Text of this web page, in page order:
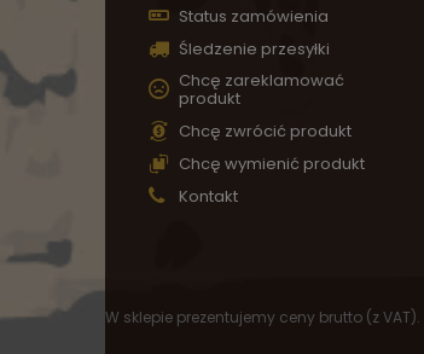
Status zamówienia
Śledzenie przesyłki
Chcę zareklamować
produkt
Chcę zwrócić produkt
Chcę wymienić produkt
Kontakt
W sklepie prezentujemy ceny brutto (z VAT).